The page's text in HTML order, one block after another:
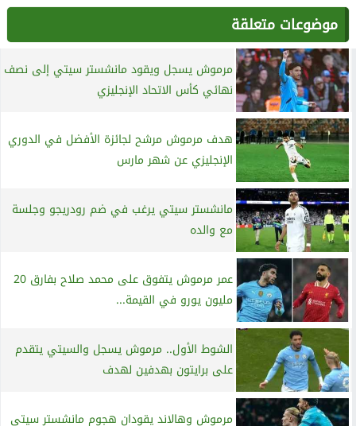
موضوعات متعلقة
مرموش يسجل ويقود مانشستر سيتي إلى نصف
نهائي كأس الاتحاد الإنجليزي
هدف مرموش مرشح لجائزة الأفضل في الدوري
الإنجليزي عن شهر مارس
مانشستر سيتي يرغب في ضم رودريجو وجلسة
مع والده
عمر مرموش يتفوق على محمد صلاح بفارق 20
مليون يورو في القيمة...
الشوط الأول.. مرموش يسجل والسيتي يتقدم
على برايتون بهدفين لهدف
مرموش وهالاند يقودان هجوم مانشستر سيتي